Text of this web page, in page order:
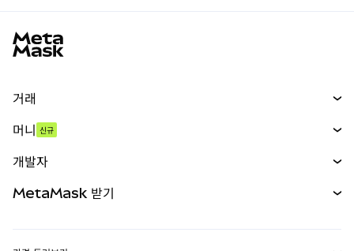
거래
무기한 선물
실물자산
머니 신규
개발자
MetaMask 받기